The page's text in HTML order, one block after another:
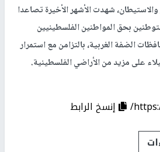
شهدت الأشهر الأخيرة تصاعدا
بحق المواطنين الفلسطينيين
الضفة الغربية، بالتزامن مع استمرار
على مزيد من الأراضي الفلسطينية.
إنسخ الرابط